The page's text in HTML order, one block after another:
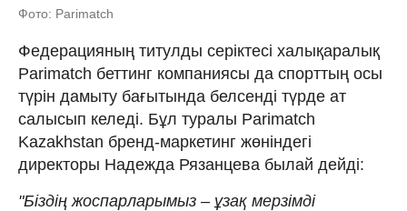
Фото: Parimatch
Федерацияның титулды серіктесі халықаралық
Parimatch беттинг компаниясы да спорттың осы
түрін дамыту бағытында белсенді түрде ат
салысып келеді. Бұл туралы Parimatch
Kazakhstan бренд-маркетинг жөніндегі
директоры Надежда Рязанцева былай дейді:
"Біздің жоспарларымыз – ұзақ мерзімді